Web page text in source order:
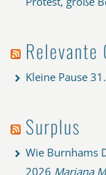
Relevante
Kleine Pause
Surplus
Wie Burnhams
2026 Mariana